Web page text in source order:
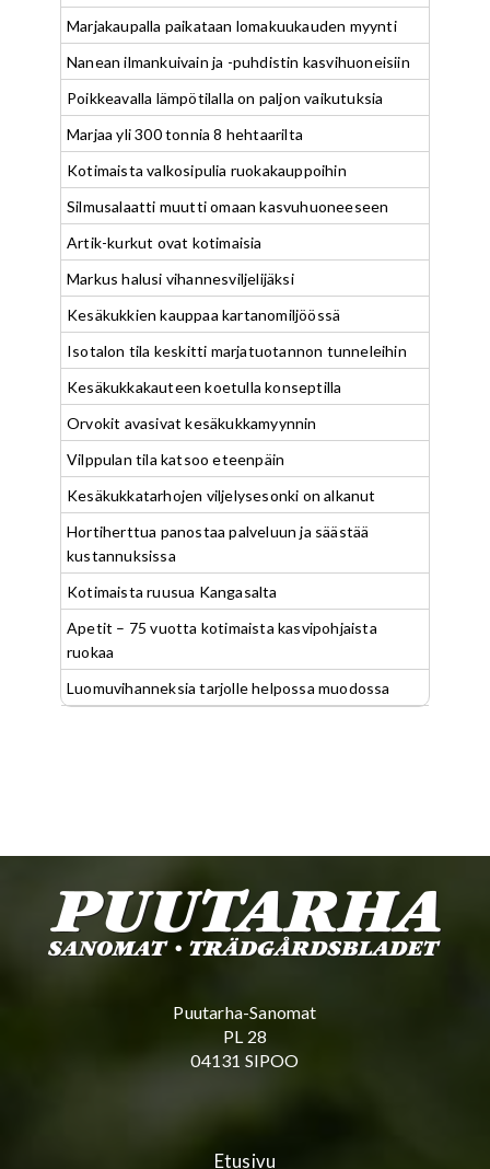
Marjakaupalla paikataan lomakuukauden myynti
Nanean ilmankuivain ja -puhdistin kasvihuoneisiin
Poikkeavalla lämpötilalla on paljon vaikutuksia
Marjaa yli 300 tonnia 8 hehtaarilta
Kotimaista valkosipulia ruokakauppoihin
Silmusalaatti muutti omaan kasvuhuoneeseen
Artik-kurkut ovat kotimaisia
Markus halusi vihannesviljelijäksi
Kesäkukkien kauppaa kartanomiljöössä
Isotalon tila keskitti marjatuotannon tunneleihin
Kesäkukkakauteen koetulla konseptilla
Orvokit avasivat kesäkukkamyynnin
Vilppulan tila katsoo eteenpäin
Kesäkukkatarhojen viljelysesonki on alkanut
Hortiherttua panostaa palveluun ja säästää
kustannuksissa
Kotimaista ruusua Kangasalta
Apetit – 75 vuotta kotimaista kasvipohjaista
ruokaa
Luomuvihanneksia tarjolle helpossa muodossa
Puutarha-Sanomat
PL 28
04131 SIPOO
Etusivu